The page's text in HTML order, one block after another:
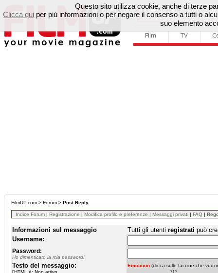
Film TV
FilmUP.com > Forum > Post Reply
Indice Forum | Registrazione | Modifica profilo e preferenze | Messaggi privati | FAQ |
Informazioni sul messaggio Tutti gli utenti registrati può
Username:
Password:
Ho dimenticato la mia password!
Testo del messaggio:
l'HTML è: Non attivo
Emoticon (clicca sulle faccine che vuoi
Questo sito utilizza cookie, anche di terze
Clicca qui per più informazioni o per negare il consenso a tutti o
suo elemento